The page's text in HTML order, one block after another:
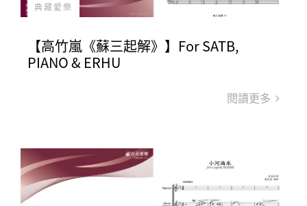
典藏愛樂
【高竹嵐《蘇三起解》】For SATB,
PIANO & ERHU
閱讀更多